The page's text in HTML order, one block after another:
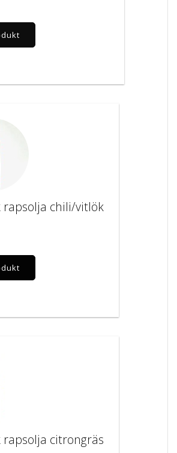
rapsolja chili/vitlök
rapsolja citrongräs